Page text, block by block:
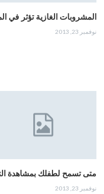
المشروبات الغازية تؤثر في
نوفمبر 23, 2013
متى تسمح لطفلك بمشاهدة
نوفمبر 23, 2013